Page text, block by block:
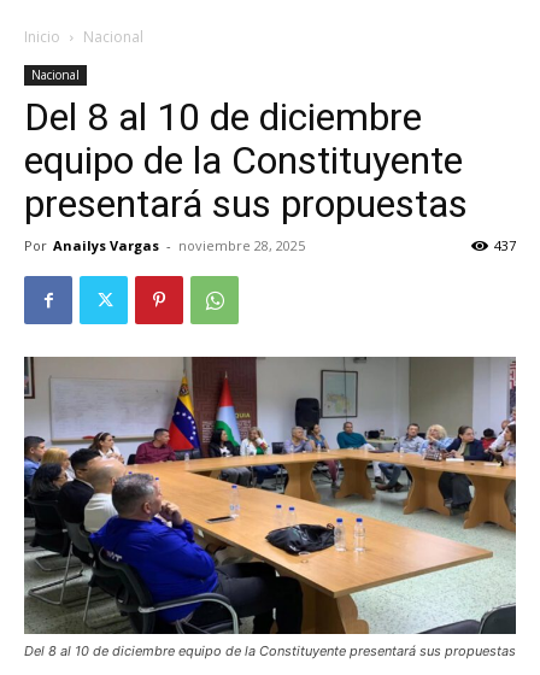
Inicio Nacional
Nacional
Del 8 al 10 de diciembre
equipo de la Constituyente
presentará sus propuestas
Por Anailys Vargas - noviembre 28, 2025 437
Del 8 al 10 de diciembre equipo de la Constituyente presentará sus propuestas